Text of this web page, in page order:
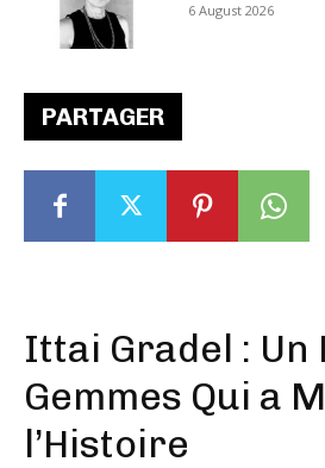
PARTAGER
Ittai Gradel : Un
Gemmes Qui a
l’Histoire
6 August 2026